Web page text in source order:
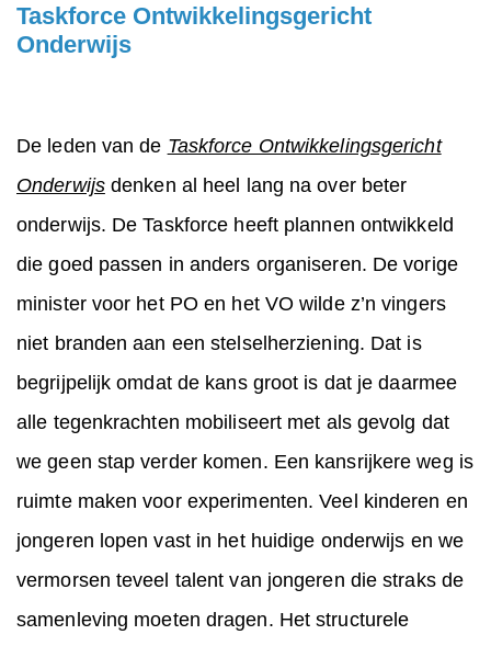
Taskforce Ontwikkelingsgericht
Onderwijs
De leden van de Taskforce Ontwikkelingsgericht
Onderwijs denken al heel lang na over beter
onderwijs. De Taskforce heeft plannen ontwikkeld
die goed passen in anders organiseren. De vorige
minister voor het PO en het VO wilde z’n vingers
niet branden aan een stelselherziening. Dat is
begrijpelijk omdat de kans groot is dat je daarmee
alle tegenkrachten mobiliseert met als gevolg dat
we geen stap verder komen. Een kansrijkere weg is
ruimte maken voor experimenten. Veel kinderen en
jongeren lopen vast in het huidige onderwijs en we
vermorsen teveel talent van jongeren die straks de
samenleving moeten dragen. Het structurele